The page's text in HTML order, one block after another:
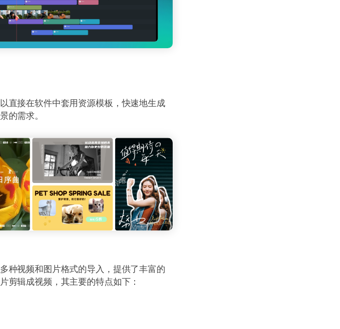
直接在软件中套用资源模板，快速地生成
的需求。
种视频和图片格式的导入，提供了丰富的
剪辑成视频，其主要的特点如下：